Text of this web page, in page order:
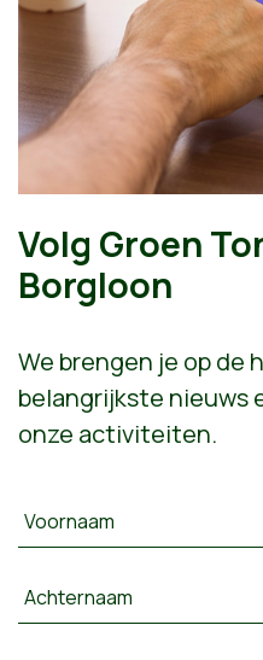
Volg Groen
Borgloon
We brengen je op de
belangrijkste nieuws
onze activiteiten.
Voornaam
Achternaam